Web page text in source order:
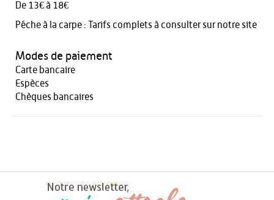
De 13€ à 18€
Péche à la carpe : Tarifs complets à consulter sur notre site
Modes de paiement
Carte bancaire
Espèces
Chèques bancaires